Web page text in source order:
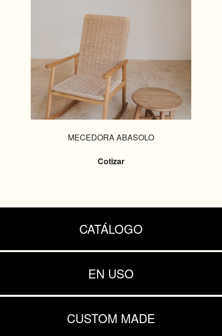
MECEDORA ABASOLO
Cotizar
CATÁLOGO
EN USO
CUSTOM MADE